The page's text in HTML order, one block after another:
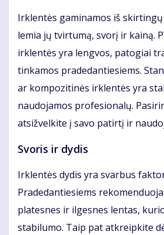
Irklentės gaminamos iš
lemia jų tvirtumą, svorį ir kainą.
irklentės yra lengvos, patogiai
tinkamos pradedantiesiems.
ar kompozitinės irklentės yra
naudojamos profesionalų.
atsižvelkite į savo patirtį ir
Svoris ir dydis
Irklentės dydis yra svarbus
Pradedantiesiems
platesnes ir ilgesnes lentas,
stabilumo. Taip pat atkreipkite